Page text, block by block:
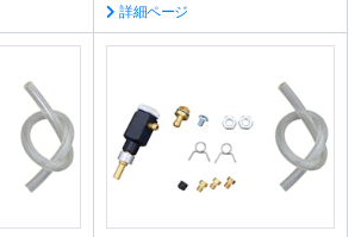
詳細ページ